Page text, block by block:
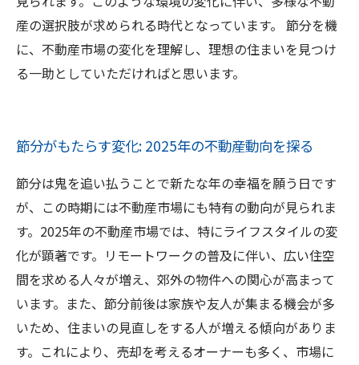
産の選択肢が求められる時代となっています。 節分を機
に、不動産市場の変化を理解し、理想の住まいを見つけ
る一助としていただければと思います。
節分がもたらす変化: 2025年の不動産動向を探る
節分は鬼を追い払うことで新たな年の幸福を願う日です
が、この時期には不動産市場にも特有の動向が見られま
す。2025年の不動産市場では、特にライフスタイルの変
化が顕著です。リモートワークの普及に伴い、広い住空
間を求める人々が増え、郊外の物件への関心が高まって
います。また、節分前後は家族や友人が集まる機会が多
いため、住まいの見直しをする人が増える傾向がありま
す。これにより、売却を考えるオーナーも多く、市場に